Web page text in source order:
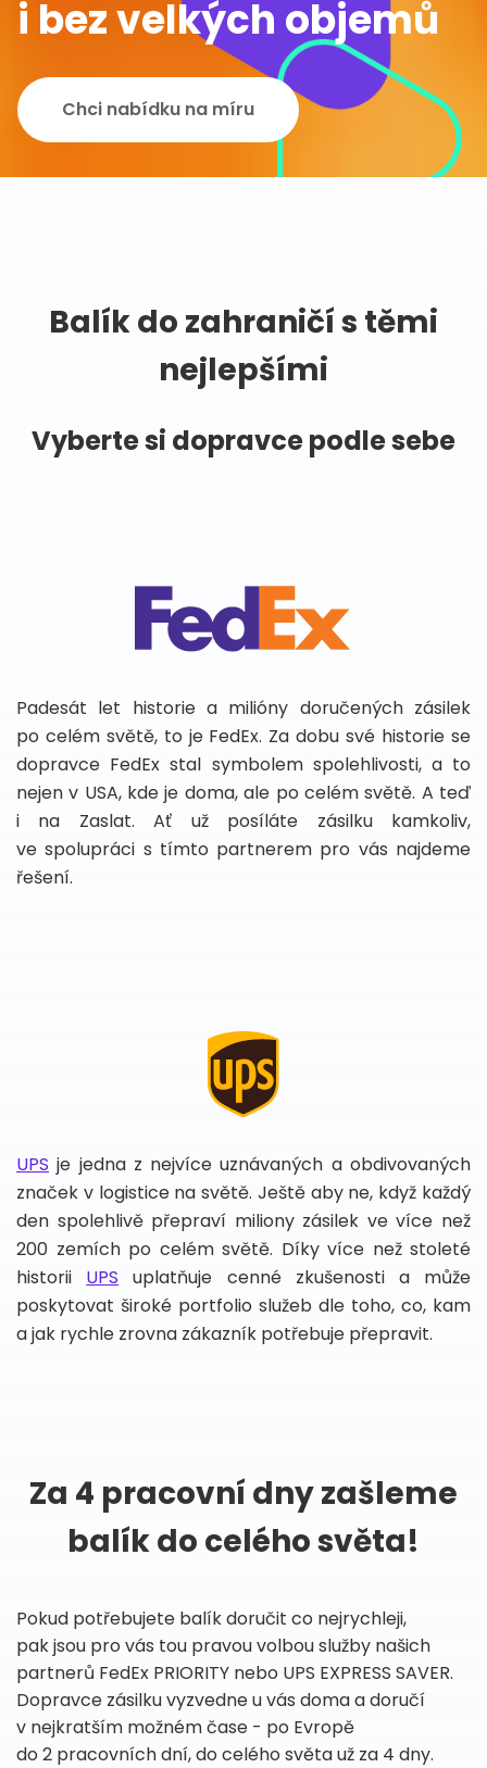
i bez velkých objemů
Chci nabídku na míru
Balík do zahraničí s těmi
nejlepšími
Vyberte si dopravce podle sebe
Padesát let historie a milióny doručených zásilek
po celém světě, to je FedEx. Za dobu své historie se
dopravce FedEx stal symbolem spolehlivosti, a to
nejen v USA, kde je doma, ale po celém světě. A teď
i na Zaslat. Ať už posíláte zásilku kamkoliv,
ve spolupráci s tímto partnerem pro vás najdeme
řešení.
UPS je jedna z nejvíce uznávaných a obdivovaných
značek v logistice na světě. Ještě aby ne, když každý
den spolehlivě přepraví miliony zásilek ve více než
200 zemích po celém světě. Díky více než stoleté
historii UPS uplatňuje cenné zkušenosti a může
poskytovat široké portfolio služeb dle toho, co, kam
a jak rychle zrovna zákazník potřebuje přepravit.
Za 4 pracovní dny zašleme
balík do celého světa!
Pokud potřebujete balík doručit co nejrychleji,
pak jsou pro vás tou pravou volbou služby našich
partnerů FedEx PRIORITY nebo UPS EXPRESS SAVER.
Dopravce zásilku vyzvedne u vás doma a doručí
v nejkratším možném čase - po Evropě
do 2 pracovních dní, do celého světa už za 4 dny.